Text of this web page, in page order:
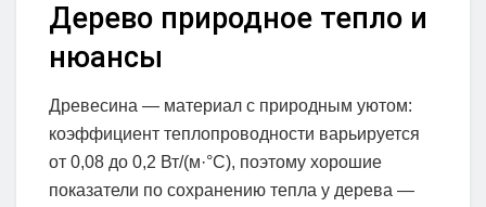
Дерево природное тепло и
нюансы
Древесина — материал с природным уютом:
коэффициент теплопроводности варьируется
от 0,08 до 0,2 Вт/(м·°C), поэтому хорошие
показатели по сохранению тепла у дерева —